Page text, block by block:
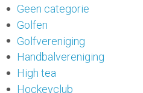
Geen categorie
Golfen
Golfvereniging
Handbalvereniging
High tea
Hockeyclub